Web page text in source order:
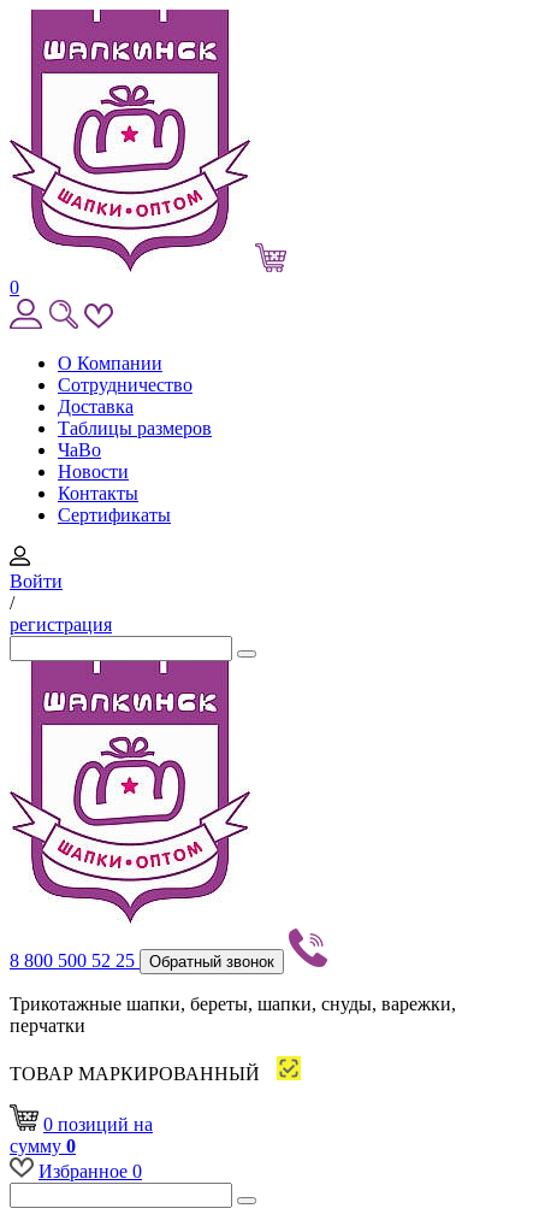
0
О Компании
Сотрудничество
Доставка
Таблицы размеров
ЧаВо
Новости
Контакты
Сертификаты
Войти
/
регистрация
8 800 500 52 25 Обратный звонок
Трикотажные шапки, береты, шапки, снуды, варежки,
перчатки
ТОВАР МАРКИРОВАННЫЙ
0 позиций на
сумму 0
Избранное 0